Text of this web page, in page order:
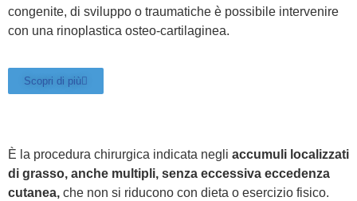
congenite, di sviluppo o traumatiche è possibile intervenire
con una rinoplastica osteo-cartilaginea.
Scopri di più
È la procedura chirurgica indicata negli accumuli localizzati
di grasso, anche multipli, senza eccessiva eccedenza
cutanea, che non si riducono con dieta o esercizio fisico.